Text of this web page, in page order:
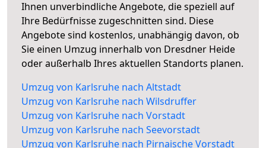
Ihnen unverbindliche Angebote, die speziell auf
Ihre Bedürfnisse zugeschnitten sind. Diese
Angebote sind kostenlos, unabhängig davon, ob
Sie einen Umzug innerhalb von Dresdner Heide
oder außerhalb Ihres aktuellen Standorts planen.
Umzug von Karlsruhe nach Altstadt
Umzug von Karlsruhe nach Wilsdruffer
Umzug von Karlsruhe nach Vorstadt
Umzug von Karlsruhe nach Seevorstadt
Umzug von Karlsruhe nach Pirnaische Vorstadt